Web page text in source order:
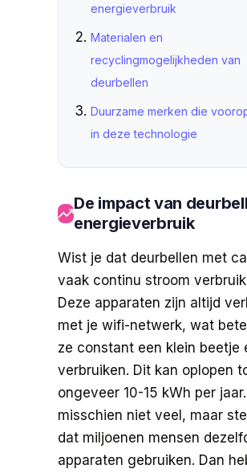
energieverbruik
Materialen en
recyclingmogelijkheden van
deurbellen
Duurzame merken die
in deze technologie
De impact van
energieverbruik
Wist je dat deurbellen met
vaak continu stroom
Deze apparaten zijn altijd
met je wifi-netwerk, wat
ze constant een klein beetje
verbruiken. Dit kan oplopen
ongeveer 10-15 kWh per
misschien niet veel, maar
dat miljoenen mensen
apparaten gebruiken. Dan